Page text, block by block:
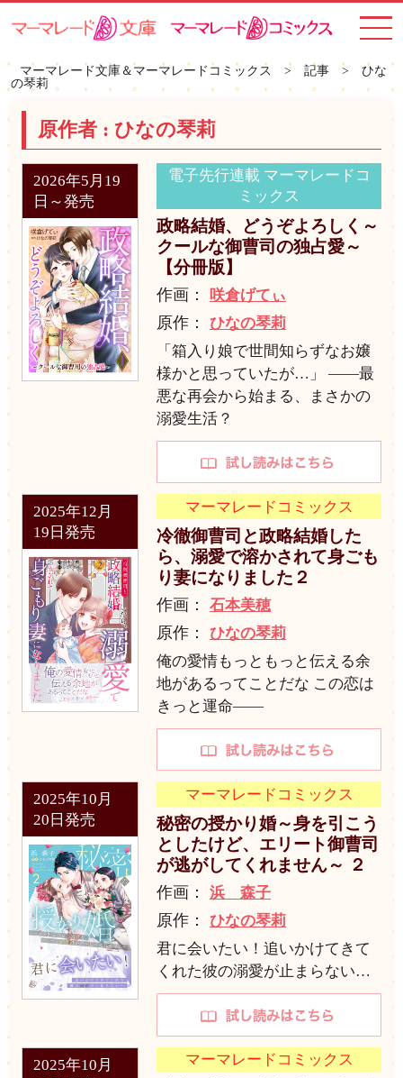
toggle
マーマレード文庫＆マーマレードコミックス
> 記事 >
ひな
の琴莉
原作者 :ひなの琴莉
2026年5月19
日～発売
電子先行連載 マーマレードコ
ミックス
政略結婚、どうぞよろしく～
クールな御曹司の独占愛～
【分冊版】
作画： 咲倉げてぃ
原作： ひなの琴莉
「箱入り娘で世間知らずなお嬢
様かと思っていたが…」 ――最
悪な再会から始まる、まさかの
溺愛生活？
2025年12月
19日発売
マーマレードコミックス
冷徹御曹司と政略結婚した
ら、溺愛で溶かされて身ごも
り妻になりました２
作画： 石本美穂
原作： ひなの琴莉
俺の愛情もっともっと伝える余
地があるってことだな この恋は
きっと運命――
2025年10月
20日発売
マーマレードコミックス
秘密の授かり婚～身を引こう
としたけど、エリート御曹司
が逃がしてくれません～ ２
作画： 浜 森子
原作： ひなの琴莉
君に会いたい！追いかけてきて
くれた彼の溺愛が止まらない…
2025年10月
マーマレードコミックス